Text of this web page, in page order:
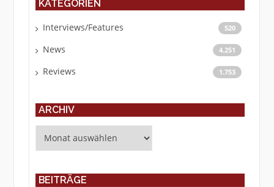
KATEGORIEN
Interviews/Features 520
News 4.251
Reviews 1.753
ARCHIV
BEITRÄGE